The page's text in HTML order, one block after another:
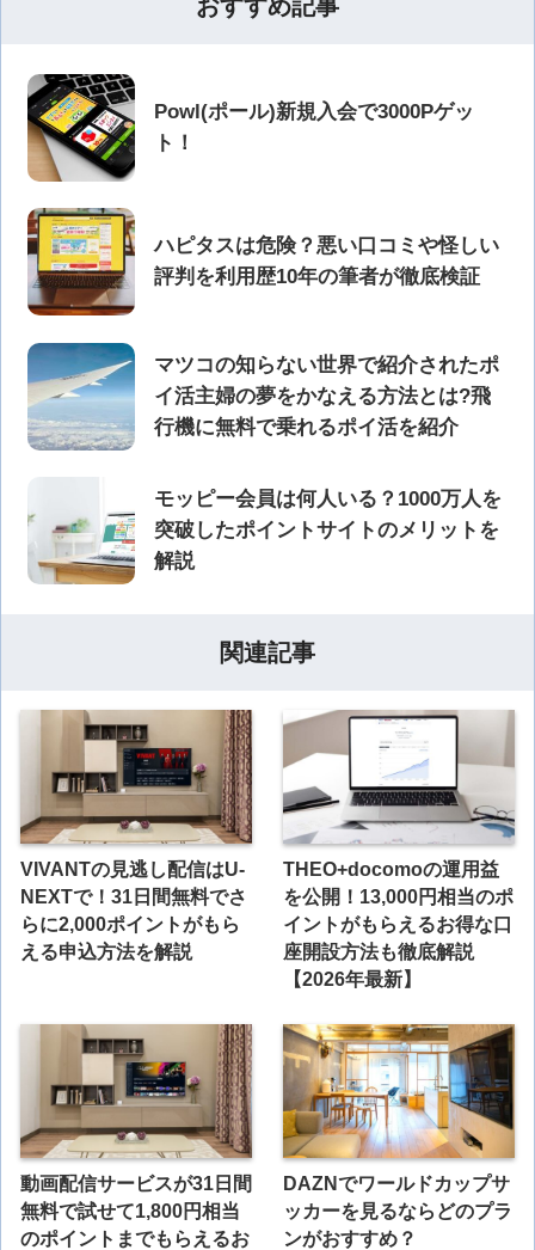
おすすめ記事
Powl(ポール)新規入会で3000Pゲッ
ト！
ハピタスは危険？悪い口コミや怪しい
評判を利用歴10年の筆者が徹底検証
マツコの知らない世界で紹介されたポ
イ活主婦の夢をかなえる方法とは?飛
行機に無料で乗れるポイ活を紹介
モッピー会員は何人いる？1000万人を
突破したポイントサイトのメリットを
解説
関連記事
VIVANTの見逃し配信はU-
NEXTで！31日間無料でさ
らに2,000ポイントがもら
える申込方法を解説
THEO+docomoの運用益
を公開！13,000円相当のポ
イントがもらえるお得な口
座開設方法も徹底解説
【2026年最新】
動画配信サービスが31日間
無料で試せて1,800円相当
のポイントまでもらえるお
DAZNでワールドカップサ
ッカーを見るならどのプラ
ンがおすすめ？